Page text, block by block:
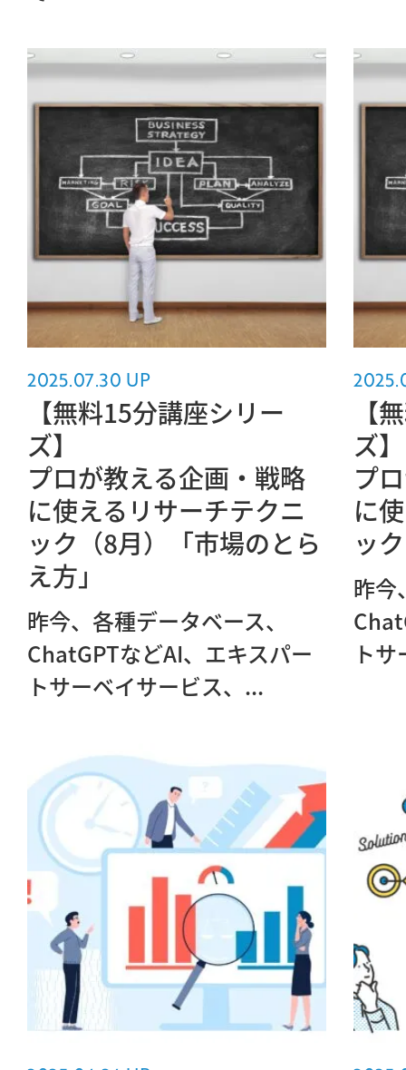
2025.07.30 UP
【無料15分講座シリー
ズ】
プロが教える企画・戦略
に使えるリサーチテクニ
ック（8月）「市場のとら
え方」
昨今、各種データベース、
ChatGPTなどAI、エキスパー
トサーベイサービス、...
【
ズ】
プ
に
ッ
昨今
ト